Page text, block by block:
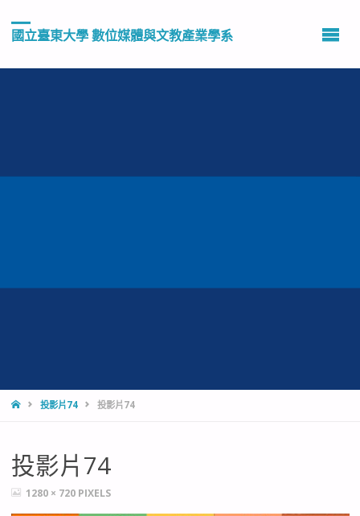
國立臺東大學 數位媒體與文教產業學系
HOME投影片74 投影片74
投影片74
FULL1280 × 720 PIXELS